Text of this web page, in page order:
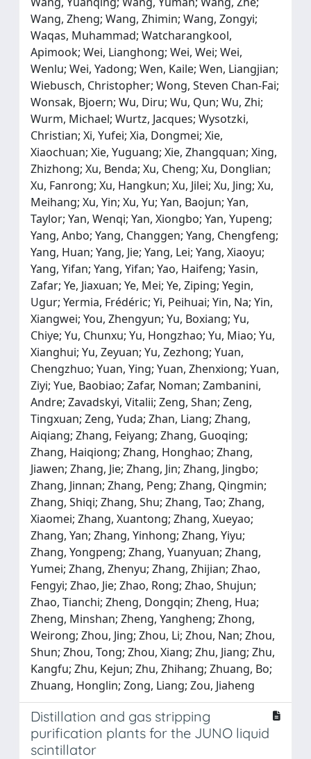
Wang, Zheng; Wang, Zhimin; Wang, Zongyi;
Waqas, Muhammad; Watcharangkool,
Apimook; Wei, Lianghong; Wei, Wei; Wei,
Wenlu; Wei, Yadong; Wen, Kaile; Wen, Liangjian;
Wiebusch, Christopher; Wong, Steven Chan-Fai;
Wonsak, Bjoern; Wu, Diru; Wu, Qun; Wu, Zhi;
Wurm, Michael; Wurtz, Jacques; Wysotzki,
Christian; Xi, Yufei; Xia, Dongmei; Xie,
Xiaochuan; Xie, Yuguang; Xie, Zhangquan; Xing,
Zhizhong; Xu, Benda; Xu, Cheng; Xu, Donglian;
Xu, Fanrong; Xu, Hangkun; Xu, Jilei; Xu, Jing; Xu,
Meihang; Xu, Yin; Xu, Yu; Yan, Baojun; Yan,
Taylor; Yan, Wenqi; Yan, Xiongbo; Yan, Yupeng;
Yang, Anbo; Yang, Changgen; Yang, Chengfeng;
Yang, Huan; Yang, Jie; Yang, Lei; Yang, Xiaoyu;
Yang, Yifan; Yang, Yifan; Yao, Haifeng; Yasin,
Zafar; Ye, Jiaxuan; Ye, Mei; Ye, Ziping; Yegin,
Ugur; Yermia, Frédéric; Yi, Peihuai; Yin, Na; Yin,
Xiangwei; You, Zhengyun; Yu, Boxiang; Yu,
Chiye; Yu, Chunxu; Yu, Hongzhao; Yu, Miao; Yu,
Xianghui; Yu, Zeyuan; Yu, Zezhong; Yuan,
Chengzhuo; Yuan, Ying; Yuan, Zhenxiong; Yuan,
Ziyi; Yue, Baobiao; Zafar, Noman; Zambanini,
Andre; Zavadskyi, Vitalii; Zeng, Shan; Zeng,
Tingxuan; Zeng, Yuda; Zhan, Liang; Zhang,
Aiqiang; Zhang, Feiyang; Zhang, Guoqing;
Zhang, Haiqiong; Zhang, Honghao; Zhang,
Jiawen; Zhang, Jie; Zhang, Jin; Zhang, Jingbo;
Zhang, Jinnan; Zhang, Peng; Zhang, Qingmin;
Zhang, Shiqi; Zhang, Shu; Zhang, Tao; Zhang,
Xiaomei; Zhang, Xuantong; Zhang, Xueyao;
Zhang, Yan; Zhang, Yinhong; Zhang, Yiyu;
Zhang, Yongpeng; Zhang, Yuanyuan; Zhang,
Yumei; Zhang, Zhenyu; Zhang, Zhijian; Zhao,
Fengyi; Zhao, Jie; Zhao, Rong; Zhao, Shujun;
Zhao, Tianchi; Zheng, Dongqin; Zheng, Hua;
Zheng, Minshan; Zheng, Yangheng; Zhong,
Weirong; Zhou, Jing; Zhou, Li; Zhou, Nan; Zhou,
Shun; Zhou, Tong; Zhou, Xiang; Zhu, Jiang; Zhu,
Kangfu; Zhu, Kejun; Zhu, Zhihang; Zhuang, Bo;
Zhuang, Honglin; Zong, Liang; Zou, Jiaheng
Distillation and gas stripping
purification plants for the JUNO liquid
scintillator